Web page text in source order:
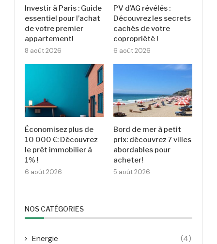
Investir à Paris : Guide
essentiel pour l’achat
de votre premier
appartement!
8 août 2026
PV d’AG révélés :
Découvrez les secrets
cachés de votre
copropriété !
6 août 2026
Économisez plus de
10 000 €: Découvrez
le prêt immobilier à
1% !
6 août 2026
Bord de mer à petit
prix: découvrez 7 villes
abordables pour
acheter!
5 août 2026
NOS CATÉGORIES
Energie (4)